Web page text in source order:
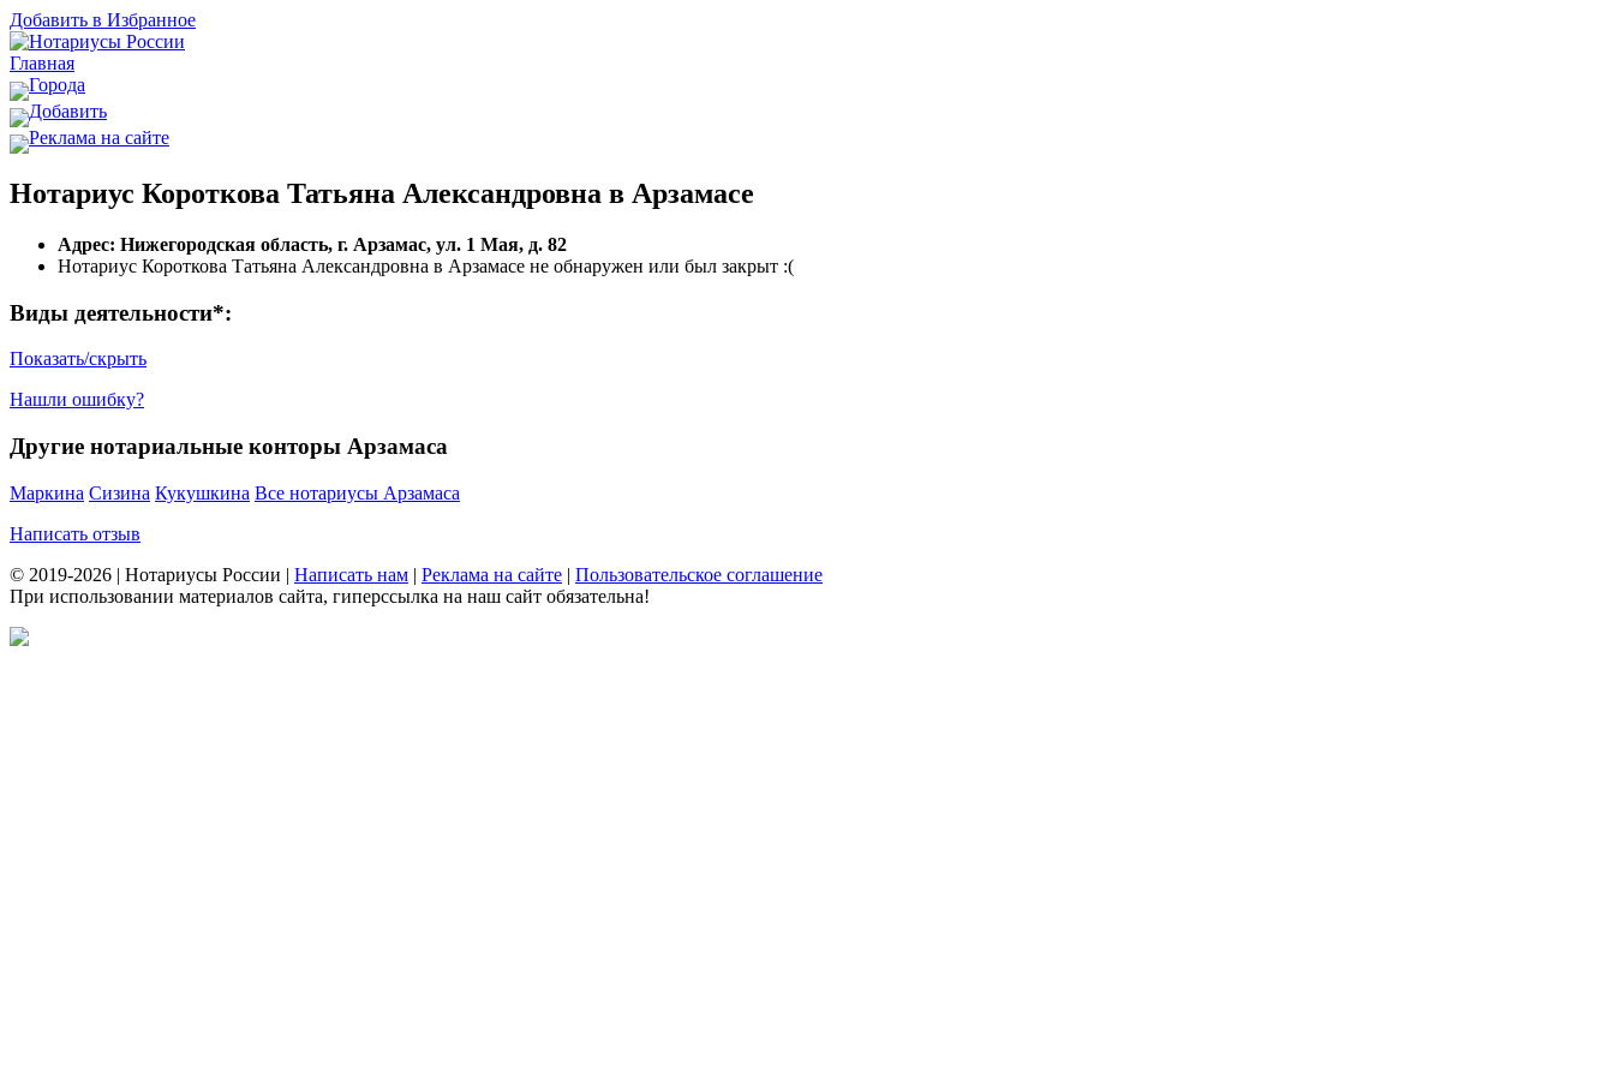
Добавить в Избранное
Главная
Города
Добавить
Реклама на сайте
Нотариус Короткова Татьяна Александровна в Арзамасе
Адрес: Нижегородская область, г. Арзамас, ул. 1 Мая, д. 82
Нотариус Короткова Татьяна Александровна в Арзамасе не обнаружен или был закрыт :(
Виды деятельности*:
Показать/скрыть
Нашли ошибку?
Другие нотариальные конторы Арзамаса
Маркина Сизина Кукушкина Все нотариусы Арзамаса
Написать отзыв
© 2019-2026 | Нотариусы России | Написать нам | Реклама на сайте | Пользовательское соглашение
При использовании материалов сайта, гиперссылка на наш сайт обязательна!